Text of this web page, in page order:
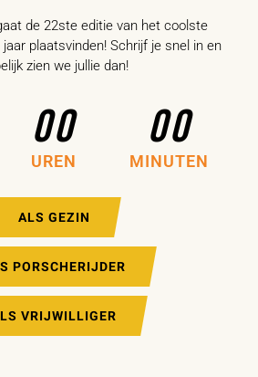
de 22ste editie van het coolste
plaatsvinden! Schrijf je snel in en
zien we jullie dan!
00
UREN
00
MINUTEN
ALS GEZIN
PORSCHERIJDER
VRIJWILLIGER